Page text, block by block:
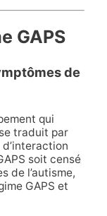
GAPS
de
qui
traduit par
soit censé
de l’autisme,
GAPS et